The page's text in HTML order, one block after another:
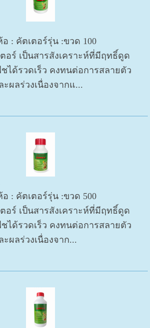
อ : คัตเตอร์รุ่น :ขวด 100
อร์ เป็นสารสังเคราะห์ที่มีฤทธิ์ดูด
ได้รวดเร็ว คงทนต่อการสลายตัว
ผลร่วงเนื่องจากแ...
อ : คัตเตอร์รุ่น :ขวด 500
อร์ เป็นสารสังเคราะห์ที่มีฤทธิ์ดูด
ได้รวดเร็ว คงทนต่อการสลายตัว
ผลร่วงเนื่องจาก...